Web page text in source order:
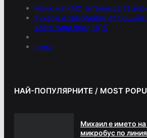
Меню на РМС Титаник за 11
Кукери и самодейци от Община
злите сили пред НДК
press
НАЙ-ПОПУЛЯРНИТЕ / MOST
Михаил е името
микробус по